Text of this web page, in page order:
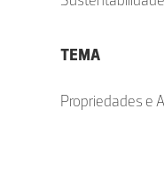
TEMA
Propriedades e